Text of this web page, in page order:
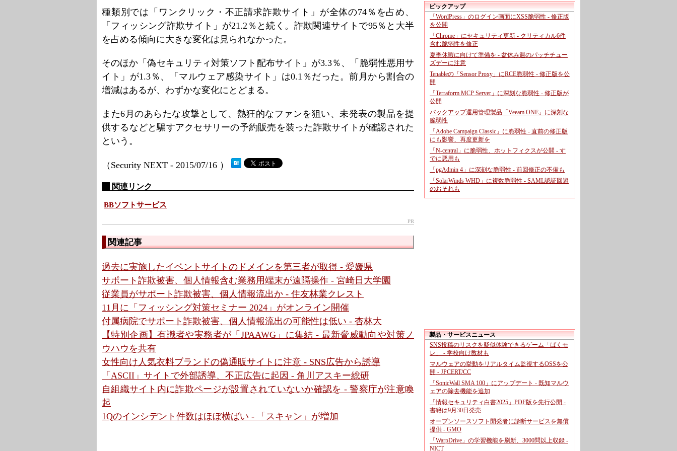
種類別では「ワンクリック・不正請求詐欺サイト」が全体の74％を占め、
「フィッシング詐欺サイト」が21.2％と続く。詐欺関連サイトで95％と大半
を占める傾向に大きな変化は見られなかった。
そのほか「偽セキュリティ対策ソフト配布サイト」が3.3％、「脆弱性悪用サ
イト」が1.3％、「マルウェア感染サイト」は0.1％だった。前月から割合の
増減はあるが、わずかな変化にとどまる。
また6月のあらたな攻撃として、熱狂的なファンを狙い、未発表の製品を提
供するなどと騙すアクセサリーの予約販売を装った詐欺サイトが確認された
という。
（Security NEXT - 2015/07/16 ）
関連リンク
BBソフトサービス
PR
関連記事
過去に実施したイベントサイトのドメインを第三者が取得 - 愛媛県
サポート詐欺被害、個人情報含む業務用端末が遠隔操作 - 宮崎日大学園
従業員がサポート詐欺被害、個人情報流出か - 住友林業クレスト
11月に「フィッシング対策セミナー 2024」がオンライン開催
付属病院でサポート詐欺被害、個人情報流出の可能性は低い - 杏林大
【特別企画】有識者や実務者が「JPAAWG」に集結 - 最新脅威動向や対策ノ
ウハウを共有
女性向け人気衣料ブランドの偽通販サイトに注意 - SNS広告から誘導
「ASCII」サイトで外部誘導、不正広告に起因 - 角川アスキー総研
自組織サイト内に詐欺ページが設置されていないか確認を - 警察庁が注意喚
起
1Qのインシデント件数はほぼ横ばい - 「スキャン」が増加
ピックアップ
「WordPress」のログイン画面にXSS脆弱性 - 修正版
を公開
「Chrome」にセキュリティ更新 - クリティカル6件
含む脆弱性を修正
夏季休暇に向けて準備を - 盆休み週のパッチチュー
ズデーに注意
Tenableの「Sensor Proxy」にRCE脆弱性 - 修正版を公
開
「Terraform MCP Server」に深刻な脆弱性 - 修正版が
公開
バックアップ運用管理製品「Veeam ONE」に深刻な
脆弱性
「Adobe Campaign Classic」に脆弱性 - 直前の修正版
にも影響、再度更新を
「N-central」に脆弱性、ホットフィクスが公開 - す
でに悪用も
「pgAdmin 4」に深刻な脆弱性 - 前回修正の不備も
「SolarWinds WHD」に複数脆弱性 - SAML認証回避
のおそれも
製品・サービスニュース
SNS投稿のリスクを疑似体験できるゲーム「ばくモ
レ」 - 学校向け教材も
マルウェアの挙動をリアルタイム監視するOSSを公
開 - JPCERT/CC
「SonicWall SMA 100」にアップデート - 既知マルウ
ェアの除去機能を追加
「情報セキュリティ白書2025」PDF版を先行公開 -
書籍は9月30日発売
オープンソースソフト開発者に診断サービスを無償
提供 - GMO
「WarpDrive」の学習機能を刷新、3000問以上収録 -
NICT